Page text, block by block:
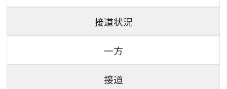
接道状況
一方
接道